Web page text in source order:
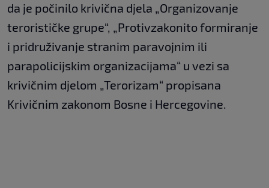
da je počinilo krivična djela „Organizovanje
terorističke grupe“, „Protivzakonito formiranje
i pridruživanje stranim paravojnim ili
parapolicijskim organizacijama“ u vezi sa
krivičnim djelom „Terorizam“ propisana
Krivičnim zakonom Bosne i Hercegovine.